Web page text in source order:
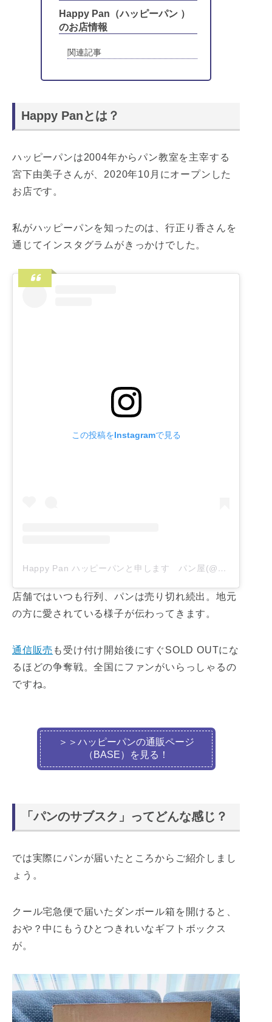
Happy Pan（ハッピーパン ）
のお店情報
関連記事
Happy Panとは？
ハッピーパンは2004年からパン教室を主宰する
宮下由美子さんが、2020年10月にオープンした
お店です。
私がハッピーパンを知ったのは、行正り香さんを
通じてインスタグラムがきっかけでした。
この投稿をInstagramで見る
Happy Pan ハッピーパンと申します パン屋(@happypan2)がシェアした投稿
店舗ではいつも行列、パンは売り切れ続出。地元
の方に愛されている様子が伝わってきます。
通信販売 も受け付け開始後にすぐSOLD OUTにな
るほどの争奪戦。全国にファンがいらっしゃるの
ですね。
＞＞ハッピーパンの通販ページ
（BASE）を見る！
「パンのサブスク」ってどんな感じ？
では実際にパンが届いたところからご紹介しまし
ょう。
クール宅急便で届いたダンボール箱を開けると、
おや？中にもうひとつきれいなギフトボックス
が。